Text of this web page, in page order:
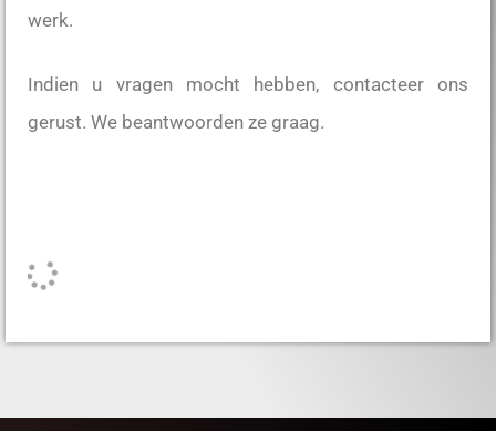
werk.
Indien u vragen mocht hebben, contacteer ons
gerust. We beantwoorden ze graag.